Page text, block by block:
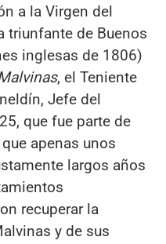
a la Virgen del
triunfante de Buenos
inglesas de 1806)
, el Teniente
Jefe del
que fue parte de
apenas unos
largos años
recuperar la
y de sus